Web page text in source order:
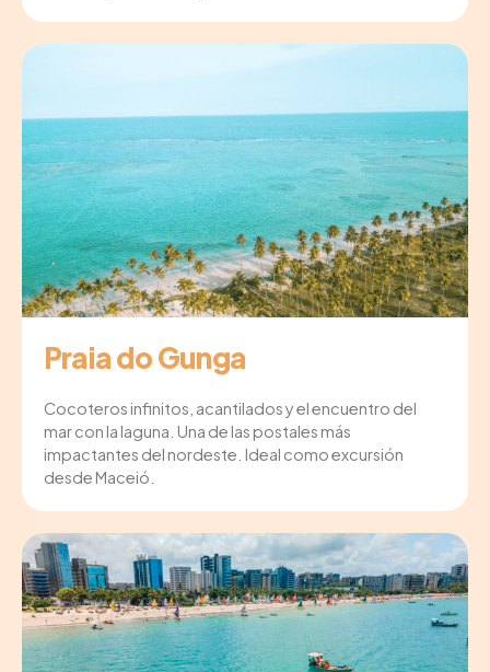
Praia do Gunga
Cocoteros infinitos, acantilados y el encuentro del
mar con la laguna. Una de las postales más
impactantes del nordeste. Ideal como excursión
desde Maceió.